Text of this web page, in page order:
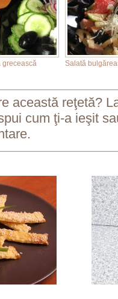
grecească Salată
această reţetă?
cum ţi-a ieşit